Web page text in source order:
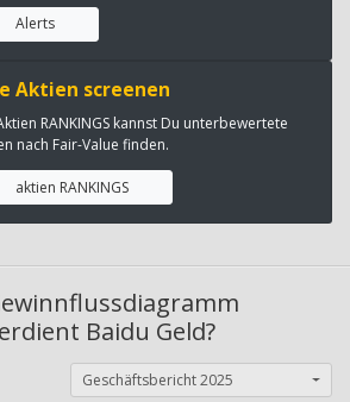
Alerts
Aktien screenen
RANKINGS kannst Du unterbewertete
nach Fair-Value finden.
aktien RANKINGS
Baidu Geld?
Geschäftsbericht 2025